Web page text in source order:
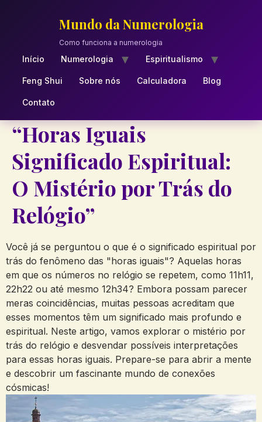
Mundo da Numerologia
Como funciona a numerologia
Início Numerologia Espiritualismo
Feng Shui Sobre nós Calculadora Blog
Contato
“Horas Iguais
Significado Espiritual:
O Mistério por Trás do
Relógio”
Você já se perguntou o que é o significado espiritual por
trás do fenômeno das "horas iguais"? Aquelas horas
em que os números no relógio se repetem, como 11h11,
22h22 ou até mesmo 12h34? Embora possam parecer
meras coincidências, muitas pessoas acreditam que
esses momentos têm um significado mais profundo e
espiritual. Neste artigo, vamos explorar o mistério por
trás do relógio e desvendar possíveis interpretações
para essas horas iguais. Prepare-se para abrir a mente
e descobrir um fascinante mundo de conexões
cósmicas!